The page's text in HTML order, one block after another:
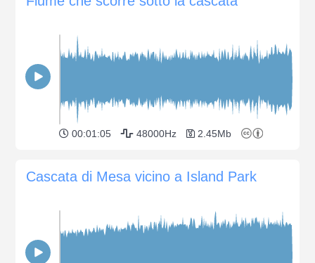
00:01:05 48000Hz 2.45Mb
Cascata di Mesa vicino a Island Park